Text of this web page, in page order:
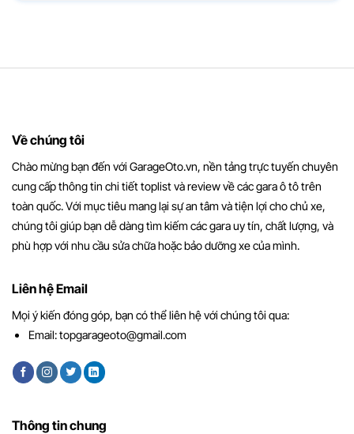
Về chúng tôi
Chào mừng bạn đến với GarageOto.vn, nền tảng trực tuyến chuyên
cung cấp thông tin chi tiết toplist và review về các gara ô tô trên
toàn quốc. Với mục tiêu mang lại sự an tâm và tiện lợi cho chủ xe,
chúng tôi giúp bạn dễ dàng tìm kiếm các gara uy tín, chất lượng, và
phù hợp với nhu cầu sửa chữa hoặc bảo dưỡng xe của mình.
Thông tin chung
Liên hệ Email
Mọi ý kiến đóng góp, bạn có thể liên hệ với chúng tôi qua:
Email:topgarageoto@gmail.com